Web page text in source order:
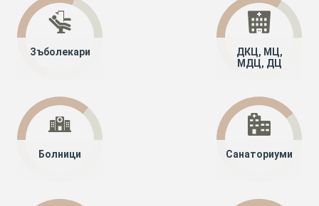
Зъболекари
ДКЦ, МЦ,
МДЦ, ДЦ
Болници Санаториуми